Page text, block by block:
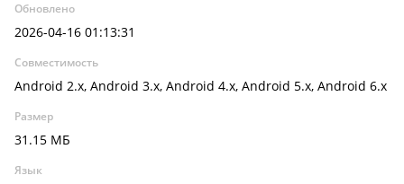
Обновлено
2026-04-16 01:13:31
Совместимость
Android 2.x, Android 3.x, Android 4.x, Android 5.x, Android 6.x
Размер
31.15 МБ
Язык